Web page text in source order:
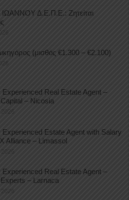
Δ.Ε.Π.Ε.: Ζητείται
(μισθός €1.300 – €2.100)
Experienced Real Estate Agent –
– Nicosia
2026
Experienced Estate Agent with Salary
Alliance – Limassol
2026
Experienced Real Estate Agent –
– Larnaca
2026